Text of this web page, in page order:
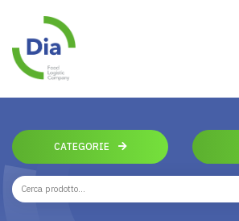
CATEGORIE